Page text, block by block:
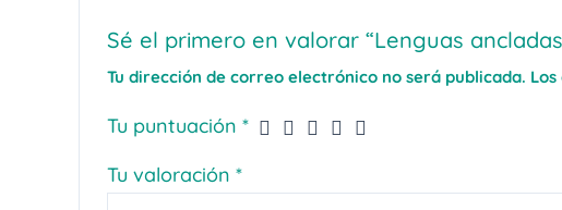
Sé el primero en valorar “Lenguas
Tu dirección de correo electrónico no será publicada.
Tu puntuación*
Tu valoración*